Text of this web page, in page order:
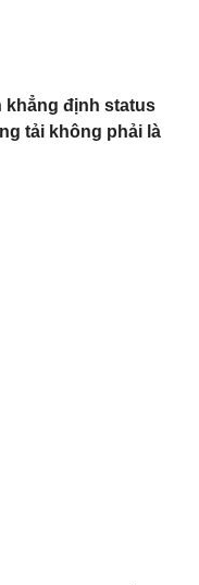
khẳng định status
tải không phải là